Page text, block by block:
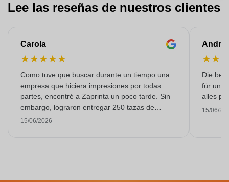
Lee las reseñas de nuestros clientes
Carola
★★★★★
Como tuve que buscar durante un tiempo una
empresa que hiciera impresiones por todas
partes, encontré a Zaprinta un poco tarde. Sin
embargo, lograron entregar 250 tazas de
esmalte con una impresión excelente a tiempo.
15/06/2026
★★
Die
für
alles
15/06/